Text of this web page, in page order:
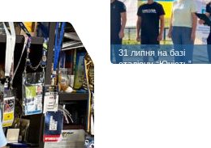
31 липня на базі
стадіону “Юність”